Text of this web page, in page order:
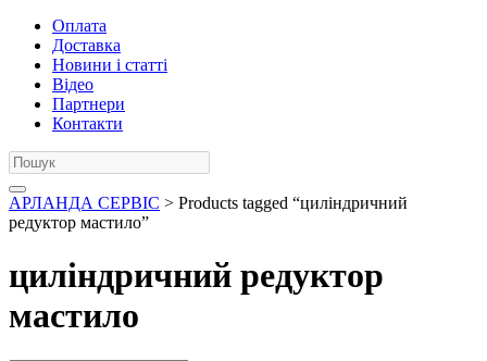
Оплата
Доставка
Новини і статті
Відео
Партнери
Контакти
АРЛАНДА СЕРВІС > Products tagged “циліндричний
редуктор мастило”
циліндричний редуктор
мастило